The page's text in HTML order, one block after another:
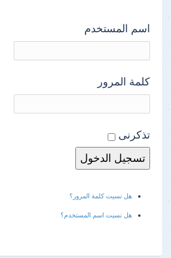
اسم المستخدم
كلمة المرور
تذكرنى
هل نسيت كلمة المرور؟
هل نسيت اسم المستخدم؟